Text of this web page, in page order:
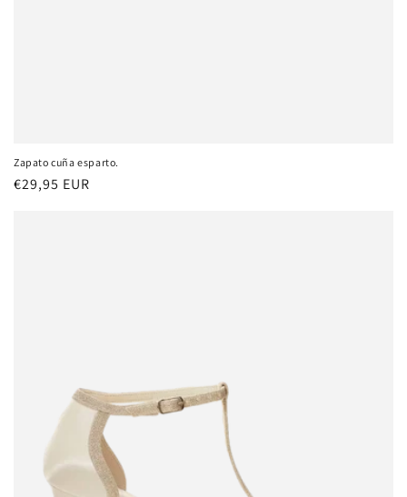
Zapato cuña esparto.
Precio
€29,95 EUR